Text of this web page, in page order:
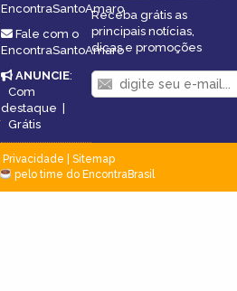
EncontraSantoAmaro
Fale com o
EncontraSantoAmaro
ANUNCIE:
Com
destaque |
Grátis
Receba grátis as
principais notícias,
dicas e promoções
Privacidade
Sitemap
pelo time do EncontraBrasil